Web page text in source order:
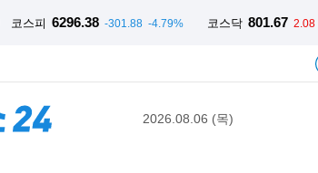
코스피 6296.38 -301.88 -4.79% 코스닥 801.67 2.08
2026.08.06 (목)